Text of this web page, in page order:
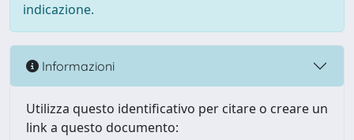
indicazione.
Informazioni
Utilizza questo identificativo per citare o creare un
link a questo documento: